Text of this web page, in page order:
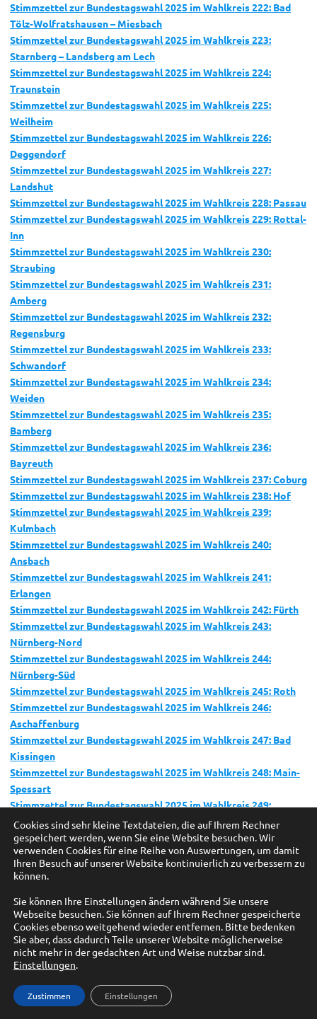
Stimmzettel zur Bundestagswahl 2025 im Wahlkreis 222: Bad
Tölz-Wolfratshausen – Miesbach
Stimmzettel zur Bundestagswahl 2025 im Wahlkreis 223:
Starnberg – Landsberg am Lech
Stimmzettel zur Bundestagswahl 2025 im Wahlkreis 224:
Traunstein
Stimmzettel zur Bundestagswahl 2025 im Wahlkreis 225:
Weilheim
Stimmzettel zur Bundestagswahl 2025 im Wahlkreis 226:
Deggendorf
Stimmzettel zur Bundestagswahl 2025 im Wahlkreis 227:
Landshut
Stimmzettel zur Bundestagswahl 2025 im Wahlkreis 228: Passau
Stimmzettel zur Bundestagswahl 2025 im Wahlkreis 229: Rottal-
Inn
Stimmzettel zur Bundestagswahl 2025 im Wahlkreis 230:
Straubing
Stimmzettel zur Bundestagswahl 2025 im Wahlkreis 231:
Amberg
Stimmzettel zur Bundestagswahl 2025 im Wahlkreis 232:
Regensburg
Stimmzettel zur Bundestagswahl 2025 im Wahlkreis 233:
Schwandorf
Stimmzettel zur Bundestagswahl 2025 im Wahlkreis 234:
Weiden
Stimmzettel zur Bundestagswahl 2025 im Wahlkreis 235:
Bamberg
Stimmzettel zur Bundestagswahl 2025 im Wahlkreis 236:
Bayreuth
Stimmzettel zur Bundestagswahl 2025 im Wahlkreis 237: Coburg
Stimmzettel zur Bundestagswahl 2025 im Wahlkreis 238: Hof
Stimmzettel zur Bundestagswahl 2025 im Wahlkreis 239:
Kulmbach
Stimmzettel zur Bundestagswahl 2025 im Wahlkreis 240:
Ansbach
Stimmzettel zur Bundestagswahl 2025 im Wahlkreis 241:
Erlangen
Stimmzettel zur Bundestagswahl 2025 im Wahlkreis 242: Fürth
Stimmzettel zur Bundestagswahl 2025 im Wahlkreis 243:
Nürnberg-Nord
Stimmzettel zur Bundestagswahl 2025 im Wahlkreis 244:
Nürnberg-Süd
Stimmzettel zur Bundestagswahl 2025 im Wahlkreis 245: Roth
Stimmzettel zur Bundestagswahl 2025 im Wahlkreis 246:
Aschaffenburg
Stimmzettel zur Bundestagswahl 2025 im Wahlkreis 247: Bad
Kissingen
Stimmzettel zur Bundestagswahl 2025 im Wahlkreis 248: Main-
Spessart
Stimmzettel zur Bundestagswahl 2025 im Wahlkreis 249:
Schweinfurt
Stimmzettel zur Bundestagswahl 2025 im Wahlkreis 250:
Würzburg
Stimmzettel zur Bundestagswahl 2025 im Wahlkreis 251:
Stimmzettel zur Bundestagswahl 2025 im Wahlkreis 252:
Augsburg-Land
Stimmzettel zur Bundestagswahl 2025 im Wahlkreis 253: Donau-
Ries
Stimmzettel zur Bundestagswahl 2025 im Wahlkreis 254: Neu-
Ulm
Stimmzettel zur Bundestagswahl 2025 im Wahlkreis 255:
Cookies sind sehr kleine Textdateien, die auf Ihrem Rechner
gespeichert werden, wenn Sie eine Website besuchen. Wir
verwenden Cookies für eine Reihe von Auswertungen, um damit
Ihren Besuch auf unserer Website kontinuierlich zu verbessern zu
können.
Sie können Ihre Einstellungen ändern während Sie unsere
Webseite besuchen. Sie können auf Ihrem Rechner gespeicherte
Cookies ebenso weitgehend wieder entfernen. Bitte bedenken
Sie aber, dass dadurch Teile unserer Website möglicherweise
nicht mehr in der gedachten Art und Weise nutzbar sind.
Einstellungen.
Zustimmen Einstellungen